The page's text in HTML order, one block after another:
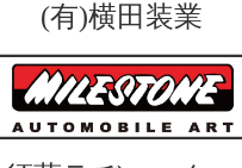
(有)横田装業